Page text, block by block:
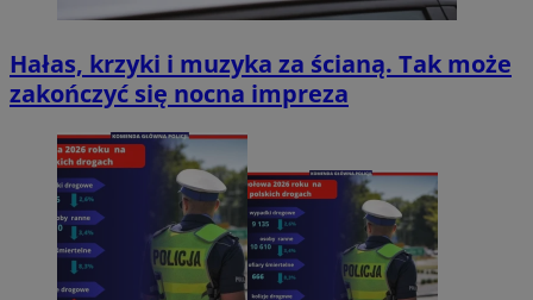
Hałas, krzyki i muzyka za ścianą. Tak może
zakończyć się nocna impreza